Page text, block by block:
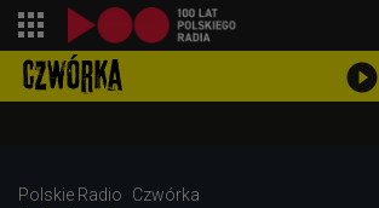

Polskie Radio
Czwórka